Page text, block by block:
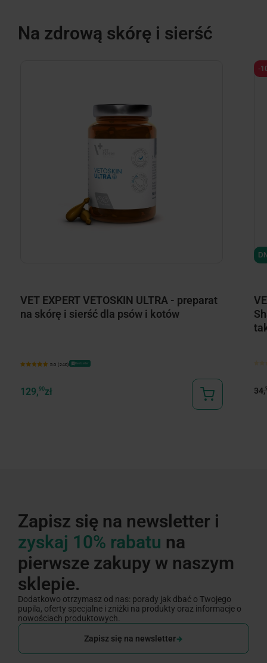
Na zdrową skórę i sierść
VET EXPERT VETOSKIN ULTRA - preparat
na skórę i sierść dla psów i kotów
5.0 (240) Bestseller
129,90zł 34,
-
Zapisz się na newsletter i
zyskaj 10% rabatu na
pierwsze zakupy w naszym
sklepie.
Dodatkowo otrzymasz od nas: porady jak dbać o Twojego
pupila, oferty specjalne i zniżki na produkty oraz informacje o
nowościach produktowych.
Zapisz się na newsletter